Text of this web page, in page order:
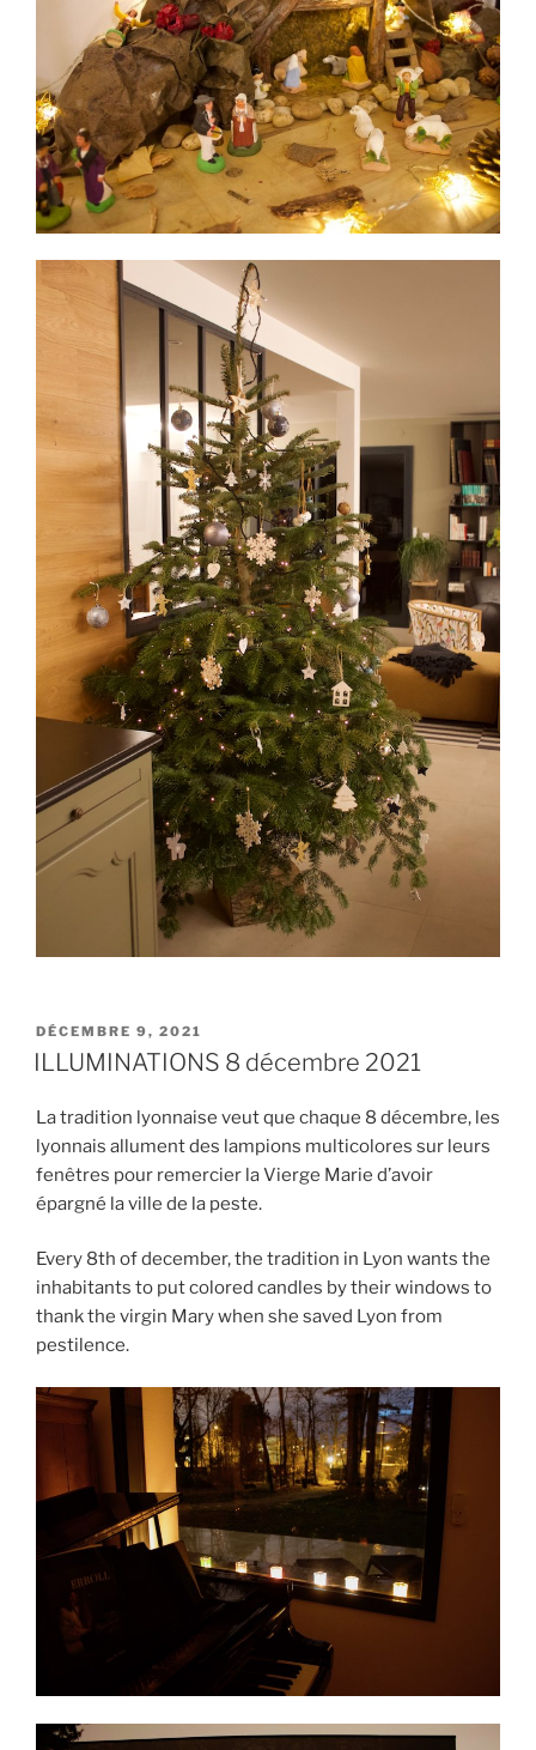
PUBLIÉ
LE
DÉCEMBRE 9, 2021
ILLUMINATIONS 8 décembre 2021
La tradition lyonnaise veut que chaque 8 décembre, les
lyonnais allument des lampions multicolores sur leurs
fenêtres pour remercier la Vierge Marie d’avoir
épargné la ville de la peste.
Every 8th of december, the tradition in Lyon wants the
inhabitants to put colored candles by their windows to
thank the virgin Mary when she saved Lyon from
pestilence.